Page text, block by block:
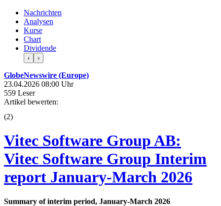
Nachrichten
Analysen
Kurse
Chart
Dividende
‹ ›
GlobeNewswire (Europe)
23.04.2026 08:00 Uhr
559 Leser
Artikel bewerten:
(2)
Vitec Software Group AB:
Vitec Software Group Interim
report January-March 2026
Summary of interim period, January-March 2026